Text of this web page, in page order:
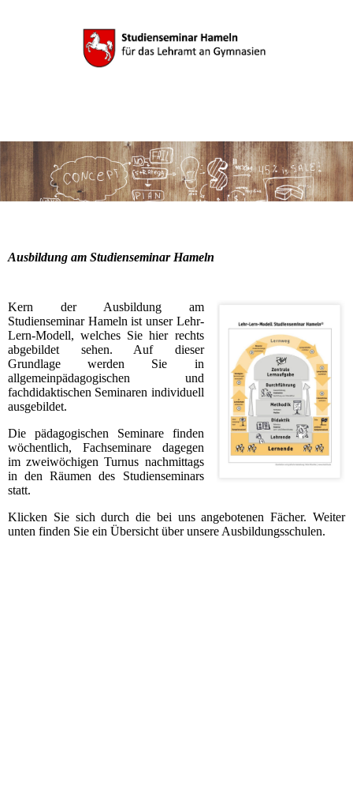
Ausbildung am Studienseminar Hameln
Kern der Ausbildung am
Studienseminar Hameln ist unser Lehr-
Lern-Modell, welches Sie hier rechts
abgebildet sehen. Auf dieser
Grundlage werden Sie in
allgemeinpädagogischen und
fachdidaktischen Seminaren individuell
ausgebildet.
Die pädagogischen Seminare finden
wöchentlich, Fachseminare dagegen
im zweiwöchigen Turnus nachmittags
in den Räumen des Studienseminars
statt.​​
Klicken Sie sich durch die bei uns angebotenen Fächer. Weiter
unten finden Sie ein Übersicht über unsere Ausbildungsschulen.